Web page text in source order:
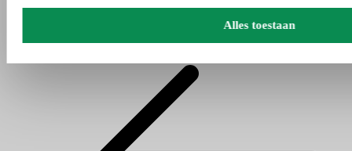
Alles toestaan